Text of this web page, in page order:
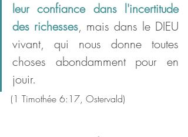
leur confiance dans l'incertitude
des richesses, mais dans le DIEU
vivant, qui nous donne toutes
choses abondamment pour en
jouir.
(1 Timothée 6:17, Ostervald)